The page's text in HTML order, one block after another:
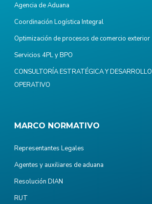
Agencia de Aduana
Coordinación Logística Integral
Optimización de procesos de comercio exterior
Servicios 4PL y BPO
CONSULTORÍA ESTRATÉGICA Y DESARROLLO
OPERATIVO
MARCO NORMATIVO
Representantes Legales
Agentes y auxiliares de aduana
Resolución DIAN
RUT